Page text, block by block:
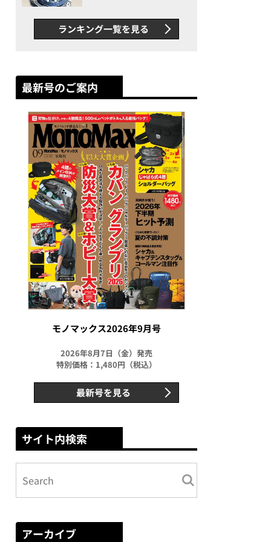
新ムーブメントの衝撃
ランキング一覧を見る
最新号のご案内
モノマックス2026年9月号
2026年8月7日（金）発売
特別価格：1,480円（税込）
最新号を見る
サイト内検索
アーカイブ